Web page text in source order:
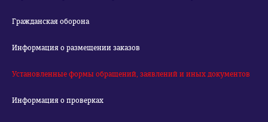
Гражданская оборона
Информация о размещении заказов
Установленные формы обращений, заявлений и иных документов
Информация о проверках